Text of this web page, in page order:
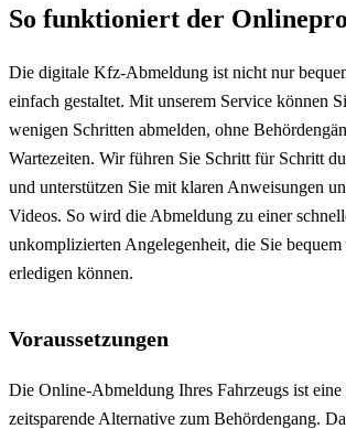
So funktioniert der
Die digitale Kfz-Abmeldung ist nicht nur
einfach gestaltet. Mit unserem Service können
wenigen Schritten abmelden, ohne
Wartezeiten. Wir führen Sie Schritt für Schritt
und unterstützen Sie mit klaren Anweisungen
Videos. So wird die Abmeldung zu einer
unkomplizierten Angelegenheit, die Sie bequem
erledigen können.
Voraussetzungen
Die Online-Abmeldung Ihres Fahrzeugs ist eine
zeitsparende Alternative zum Behördengang.